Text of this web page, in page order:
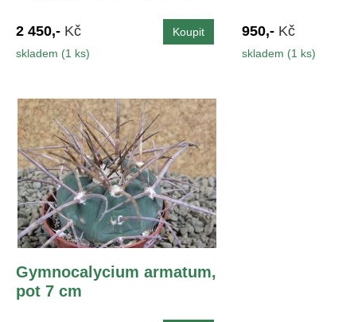
2 450,- Kč
skladem (1 ks)
950,- Kč
skladem (1 ks)
Gymnocalycium armatum,
pot 7 cm